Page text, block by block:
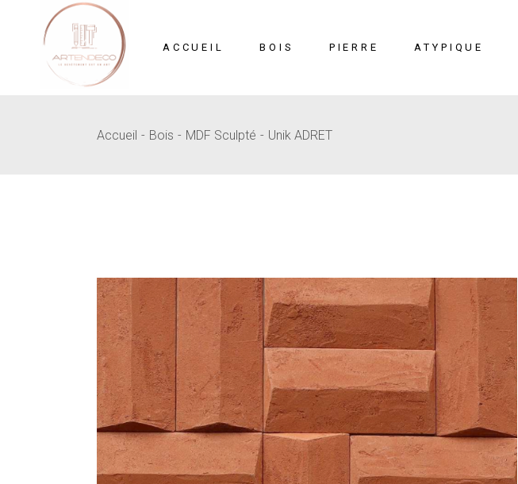
ACCUEIL BOIS
Mosaïque
PIERRE ATYPIQUE
Accueil Bois MDF Sculpté Unik ADRET